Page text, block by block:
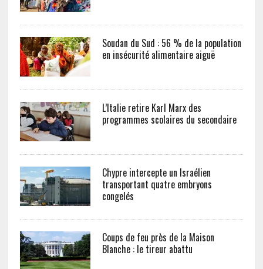
Soudan du Sud : 56 % de la population
en insécurité alimentaire aiguë
L’Italie retire Karl Marx des
programmes scolaires du secondaire
Chypre intercepte un Israélien
transportant quatre embryons
congelés
Coups de feu près de la Maison
Blanche : le tireur abattu